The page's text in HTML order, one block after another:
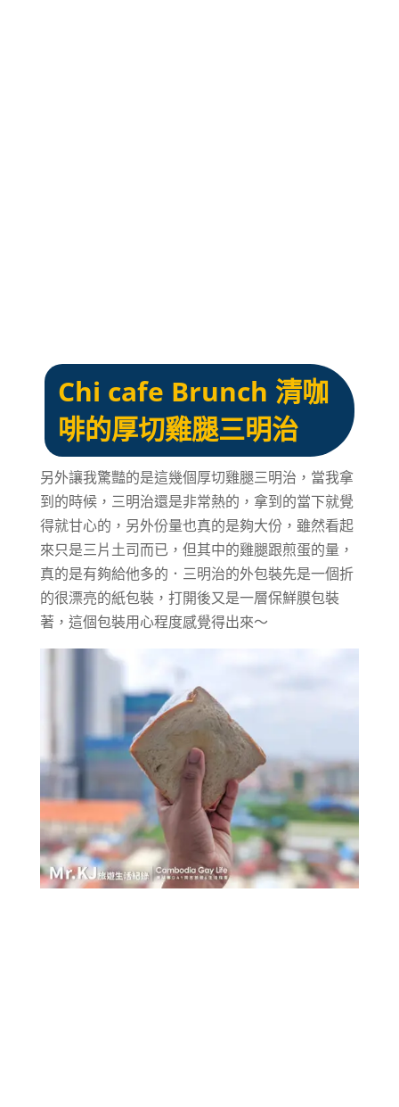
Chi cafe Brunch 清咖
啡的厚切雞腿三明治
另外讓我驚豔的是這幾個厚切雞腿三明治，當我拿
到的時候，三明治還是非常熱的，拿到的當下就覺
得就甘心的，另外份量也真的是夠大份，雖然看起
來只是三片土司而已，但其中的雞腿跟煎蛋的量，
真的是有夠給他多的．三明治的外包裝先是一個折
的很漂亮的紙包裝，打開後又是一層保鮮膜包裝
著，這個包裝用心程度感覺得出來～